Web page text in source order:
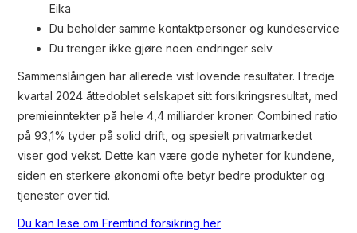
Eika
Du beholder samme kontaktpersoner og kundeservice
Du trenger ikke gjøre noen endringer selv
Sammenslåingen har allerede vist lovende resultater. I tredje
kvartal 2024 åttedoblet selskapet sitt forsikringsresultat, med
premieinntekter på hele 4,4 milliarder kroner. Combined ratio
på 93,1% tyder på solid drift, og spesielt privatmarkedet
viser god vekst. Dette kan være gode nyheter for kundene,
siden en sterkere økonomi ofte betyr bedre produkter og
tjenester over tid.
Du kan lese om Fremtind forsikring her